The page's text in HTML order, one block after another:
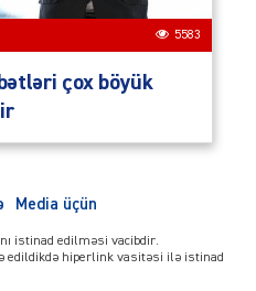
5583
çox böyük
Media üçün
istinad edilməsi vacibdir.
edildikdə hiperlink vasitəsi ilə istinad